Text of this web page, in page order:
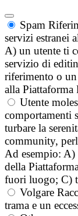
Spam
servizi estranei
A) un utente ti
servizio di
riferimento o
alla
Utente
comportamenti
turbare la
community,
Ad esempio:
della
fuori luogo; C)
Volgare
trama e un